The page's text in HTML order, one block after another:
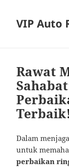
VIP Auto
Rawat
Dalam
untuk
perbaikan